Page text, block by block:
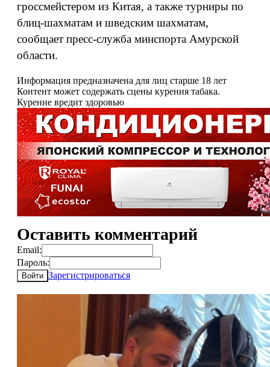
гроссмейстером из Китая, а также турниры по
блиц-шахматам и шведским шахматам,
сообщает пресс-служба минспорта Амурской
области.
Информация предназначена для лиц старше 18 лет
Контент может содержать сцены курения табака.
Курение вредит здоровью
Оставить комментарий
Email:
Пароль:
Войти Зарегистрироваться